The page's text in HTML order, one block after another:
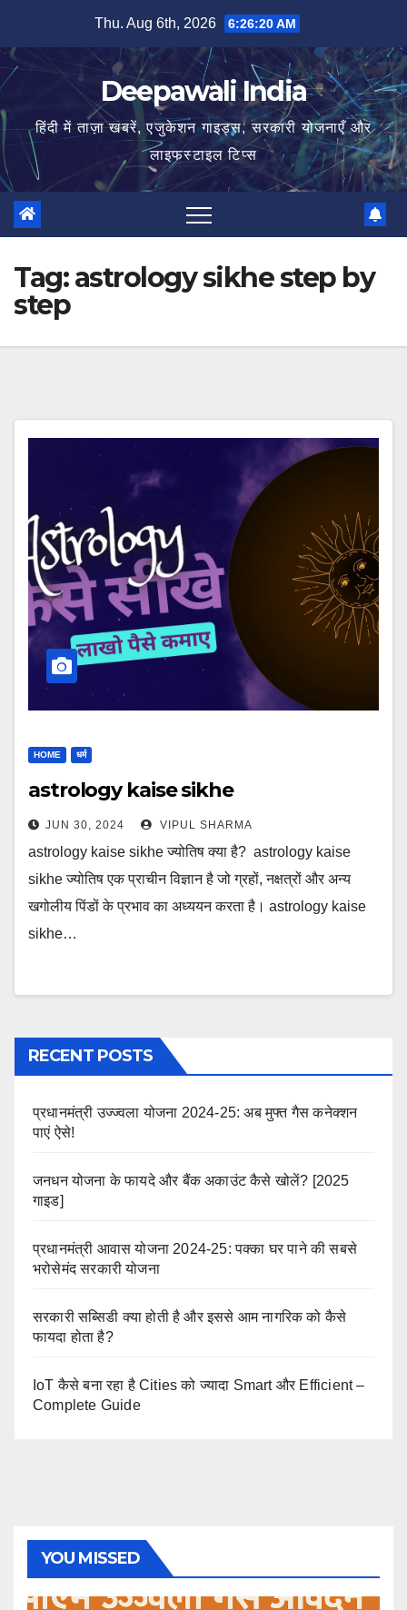
content
Thu. Aug 6th, 2026 6:26:20 AM
Deepawali India
हिंदी में ताज़ा खबरें, एजुकेशन गाइड्स, सरकारी योजनाएँ और
लाइफस्टाइल टिप्स
Tag:astrology sikhe step by
step
HOME धर्म
astrology kaise sikhe
JUN 30, 2024 VIPUL SHARMA
astrology kaise sikhe ज्योतिष क्या है? astrology kaise
sikhe ज्योतिष एक प्राचीन विज्ञान है जो ग्रहों, नक्षत्रों और अन्य
खगोलीय पिंडों के प्रभाव का अध्ययन करता है। astrology kaise
sikhe…
RECENT POSTS
प्रधानमंत्री उज्ज्वला योजना 2024-25: अब मुफ्त गैस कनेक्शन
पाएं ऐसे!
जनधन योजना के फायदे और बैंक अकाउंट कैसे खोलें? [2025
गाइड]
प्रधानमंत्री आवास योजना 2024-25: पक्का घर पाने की सबसे
भरोसेमंद सरकारी योजना
सरकारी सब्सिडी क्या होती है और इससे आम नागरिक को कैसे
फायदा होता है?
IoT कैसे बना रहा है Cities को ज्यादा Smart और Efficient –
Complete Guide
YOU MISSED